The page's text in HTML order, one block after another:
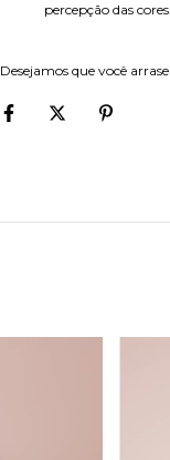
percepção das cores.
Desejamos que você